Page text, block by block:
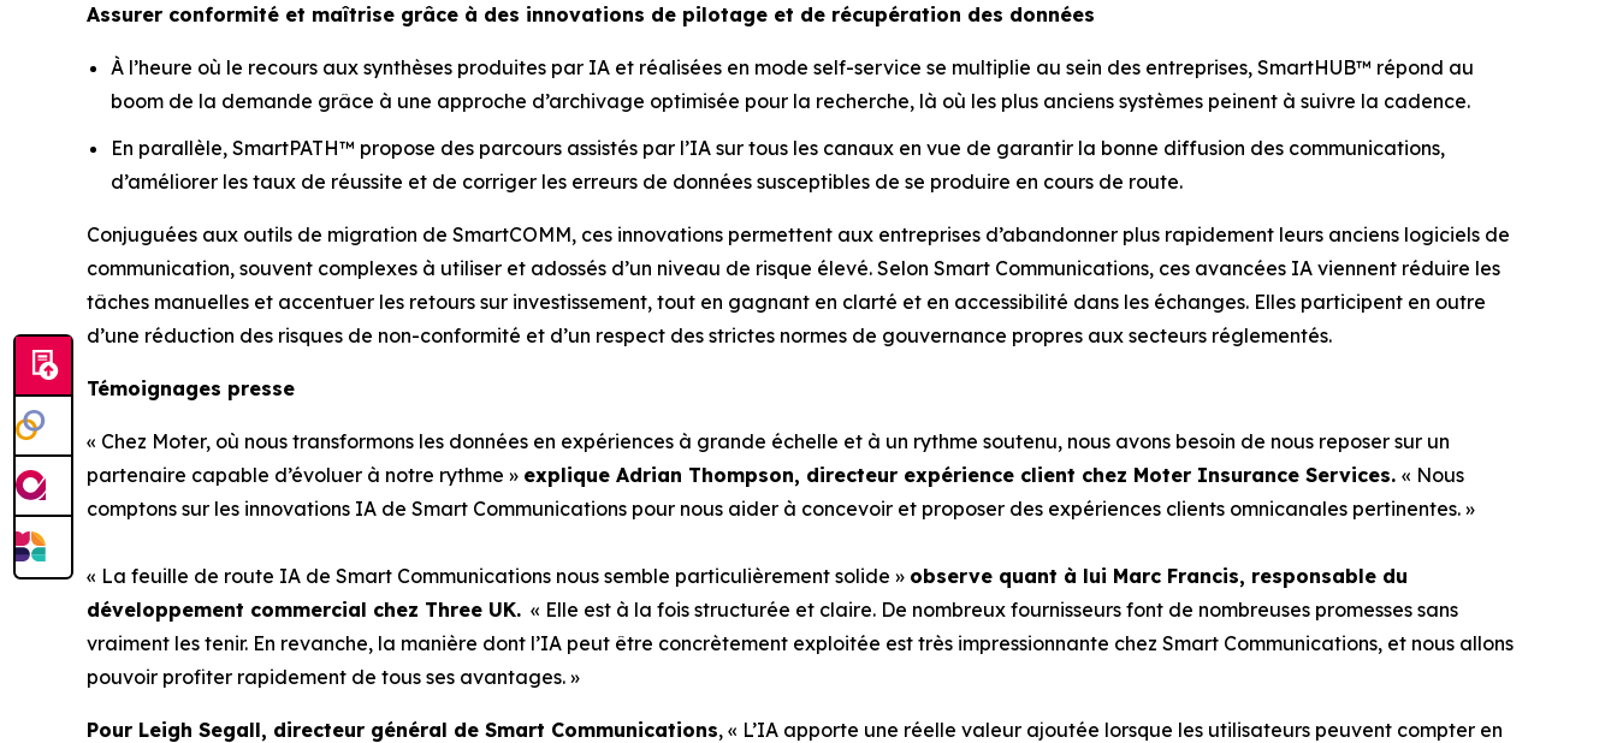
Assurer conformité et maîtrise grâce à des innovations de pilotage et de récupération des données
À l’heure où le recours aux synthèses produites par IA et réalisées en mode self-service se multiplie au sein des entreprises, SmartHUB™ répond au
boom de la demande grâce à une approche d’archivage optimisée pour la recherche, là où les plus anciens systèmes peinent à suivre la cadence.
En parallèle, SmartPATH™ propose des parcours assistés par l’IA sur tous les canaux en vue de garantir la bonne diffusion des communications,
d’améliorer les taux de réussite et de corriger les erreurs de données susceptibles de se produire en cours de route.
Conjuguées aux outils de migration de SmartCOMM, ces innovations permettent aux entreprises d’abandonner plus rapidement leurs anciens logiciels de
communication, souvent complexes à utiliser et adossés d’un niveau de risque élevé. Selon Smart Communications, ces avancées IA viennent réduire les
tâches manuelles et accentuer les retours sur investissement, tout en gagnant en clarté et en accessibilité dans les échanges. Elles participent en outre
d’une réduction des risques de non-conformité et d’un respect des strictes normes de gouvernance propres aux secteurs réglementés.
Témoignages presse
« Chez Moter, où nous transformons les données en expériences à grande échelle et à un rythme soutenu, nous avons besoin de nous reposer sur un
partenaire capable d’évoluer à notre rythme » explique Adrian Thompson, directeur expérience client chez Moter Insurance Services. « Nous
comptons sur les innovations IA de Smart Communications pour nous aider à concevoir et proposer des expériences clients omnicanales pertinentes. »
« La feuille de route IA de Smart Communications nous semble particulièrement solide » observe quant à lui Marc Francis, responsable du
développement commercial chez Three UK. « Elle est à la fois structurée et claire. De nombreux fournisseurs font de nombreuses promesses sans
vraiment les tenir. En revanche, la manière dont l’IA peut être concrètement exploitée est très impressionnante chez Smart Communications, et nous allons
pouvoir profiter rapidement de tous ses avantages. »
Pour Leigh Segall, directeur général de Smart Communications, « L’IA apporte une réelle valeur ajoutée lorsque les utilisateurs peuvent compter en